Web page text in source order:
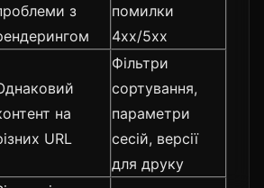
з
помилки
4xx/5xx
на
URL
Фільтри
сортування,
параметри
сесій, версії
для друку